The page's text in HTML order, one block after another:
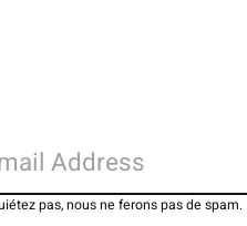
pas, nous ne ferons pas de spam.